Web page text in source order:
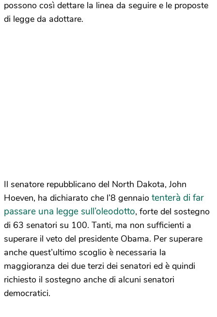
possono così dettare la linea da seguire e le proposte
di legge da adottare.
Il senatore repubblicano del North Dakota, John
Hoeven, ha dichiarato che l’8 gennaio tenterà di far
passare una legge sull’oleodotto, forte del sostegno
di 63 senatori su 100. Tanti, ma non sufficienti a
superare il veto del presidente Obama. Per superare
anche quest’ultimo scoglio è necessaria la
maggioranza dei due terzi dei senatori ed è quindi
richiesto il sostegno anche di alcuni senatori
democratici.